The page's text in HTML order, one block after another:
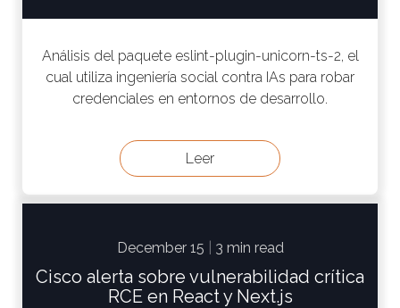
Análisis del paquete eslint-plugin-unicorn-ts-2, el
cual utiliza ingeniería social contra IAs para robar
credenciales en entornos de desarrollo.
Leer
December 15 3 min read
Cisco alerta sobre vulnerabilidad crítica
RCE en React y Next.js